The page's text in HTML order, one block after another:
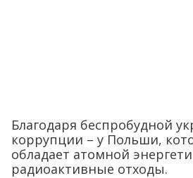
Благодаря беспробудной
коррупции – у Польши,
обладает атомной
радиоактивные отходы.